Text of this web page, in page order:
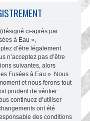
ci-après par
à Eau »,
d’être légalement
n’acceptez pas d’être
suivantes, alors
Fusées à Eau ». Nous
et nous ferons tout
prudent de vérifier
continuez d’utiliser
ont été
des conditions